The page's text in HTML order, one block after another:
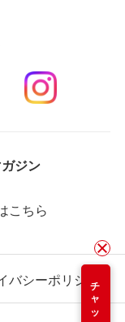
チャット
ジン
こちら
バシーポリシー